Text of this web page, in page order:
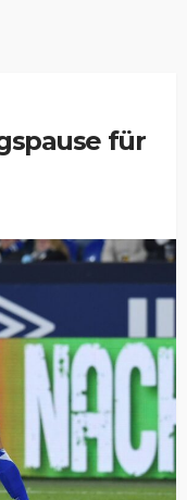
für